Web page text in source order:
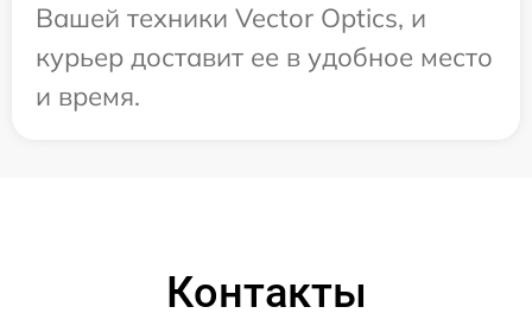
Вашей техники Vector Optics, и
курьер доставит ее в удобное место
и время.
Контакты